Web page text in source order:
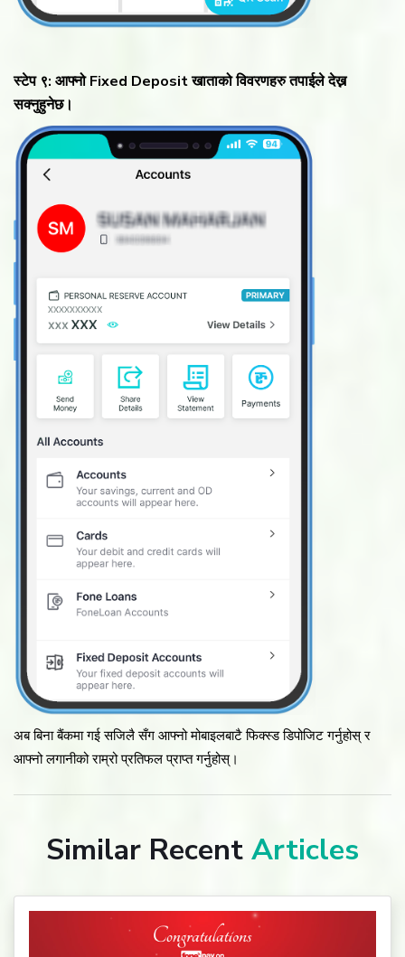
स्टेप ९: आफ्नो Fixed Deposit खाताको विवरणहरु तपाईले देख्न
सक्नुहुनेछ।
अब बिना बैंकमा गई सजिलै सँग आफ्नो मोबाइलबाटै फिक्स्ड डिपोजिट गर्नुहोस् र
आफ्नो लगानीको राम्रो प्रतिफल प्राप्त गर्नुहोस्।
Similar Recent Articles